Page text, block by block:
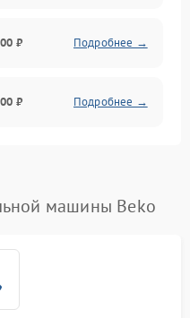
₽ Подробнее →
₽ Подробнее →
Подробнее →
машины Beko